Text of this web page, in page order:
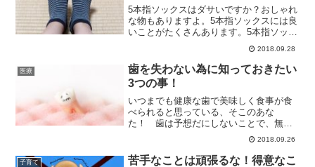
5本指ソックスはダサいですか？おしゃれ
な物もありますよ。5本指ソックスには良
いことがたくさんあります。5本指ソック
スが持つ秘密の力についてお話します。
2018.09.28
医療
歯を失わない為に知っておきたい
3つの事！
いつまでも健康な歯で美味しく食事が食
べられると思っている、そこのあな
た！ 歯は予想だにしないことで、無く
なる事があります。そうならない為に、
今から準備しておかなければなりませ
ん。
2018.09.26
子育て
苦手なことは頑張るな！得意なこ